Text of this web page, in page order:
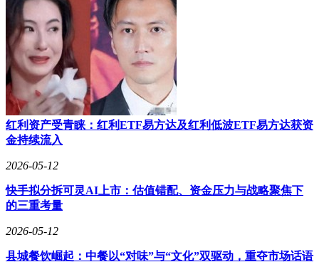
红利资产受青睐：红利ETF易方达及红利低波ETF易方达获资
金持续流入
2026-05-12
快手拟分拆可灵AI上市：估值错配、资金压力与战略聚焦下
的三重考量
2026-05-12
县城餐饮崛起：中餐以“对味”与“文化”双驱动，重夺市场话语